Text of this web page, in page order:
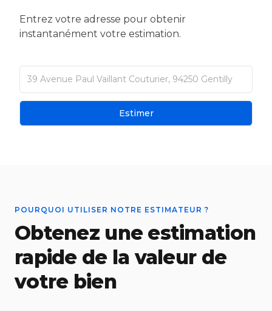
Entrez votre adresse pour obtenir
instantanément votre estimation.
Estimer
POURQUOI UTILISER NOTRE ESTIMATEUR ?
Obtenez une estimation
rapide de la valeur de
votre bien